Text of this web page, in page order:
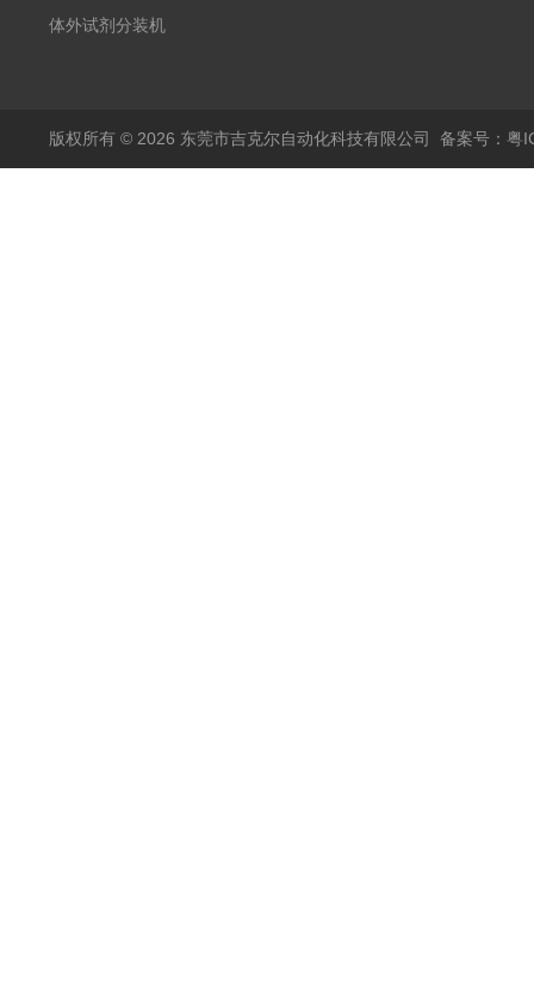
体外试剂分装机
版权所有 © 2026 东莞市吉克尔自动化科技有限公司 备案号：粤